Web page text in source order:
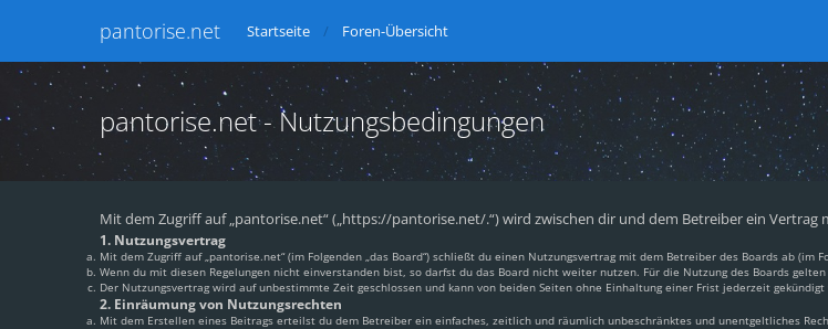
pantorise.net Startseite Foren-Übersicht
pantorise.net - Nutzungsbedingungen
Mit dem Zugriff auf „pantorise.net“ („https://pantorise.net/.“) wird zwischen dir und dem Betreiber ein Vertrag
1. Nutzungsvertrag
Mit dem Zugriff auf „pantorise.net“ (im Folgenden „das Board“) schließt du einen Nutzungsvertrag mit dem Betreiber des Boards ab (im
Wenn du mit diesen Regelungen nicht einverstanden bist, so darfst du das Board nicht weiter nutzen. Für die Nutzung des Boards
Der Nutzungsvertrag wird auf unbestimmte Zeit geschlossen und kann von beiden Seiten ohne Einhaltung einer Frist jederzeit gekündigt
2. Einräumung von Nutzungsrechten
Mit dem Erstellen eines Beitrags erteilst du dem Betreiber ein einfaches, zeitlich und räumlich unbeschränktes und unentgeltliches